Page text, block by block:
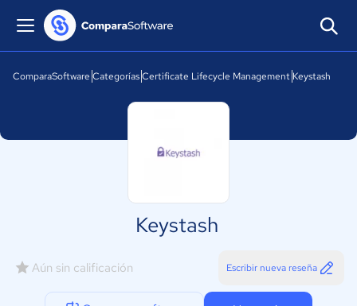
ComparaSoftware CategoríasCertificate Lifecycle Management Keystash
Keystash
Aún sin calificación Escribir nueva reseña